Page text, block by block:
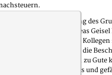
Vorfeld der Unterzeichnung des
stellte Innensenator Andreas
den Kolleginnen und
Ordnungsämter, die
Aufgaben, die uns allen zu
zu machen, ist respektlos und